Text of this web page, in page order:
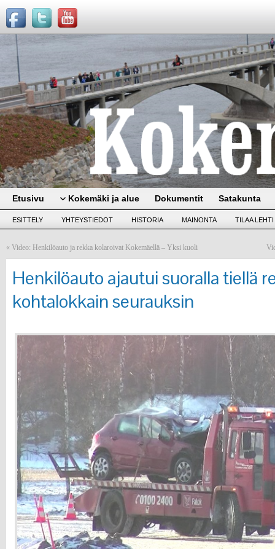
Etusivu Kokemäki ja alue Dokumentit Satakunta
ESITTELY YHTEYSTIEDOT HISTORIA MAINONTA TILAA LEHTI
« Video: Henkilöauto ja rekka kolaroivat Kokemäellä – Yksi kuoli
Henkilöauto ajautui suoralla tiellä
kohtalokkain seurauksin